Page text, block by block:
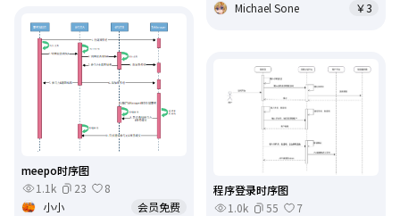
Michael Sone
￥3
meepo时序图
1.1k
23
8
小小
会员免费
程序登录时序图
1.0k
55
7